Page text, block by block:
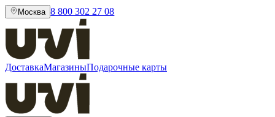
Москва 8 800 302 27 08
ДоставкаМагазиныПодарочные карты